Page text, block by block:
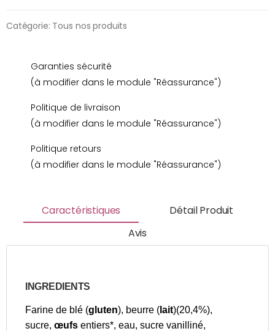
Catégorie: Tous nos produits
Garanties sécurité
(à modifier dans le module "Réassurance")
Politique de livraison
(à modifier dans le module "Réassurance")
Politique retours
(à modifier dans le module "Réassurance")
Caractéristiques
Détail Produit
Avis
INGREDIENTS
Farine de blé (gluten), beurre ( lait)(20,4%),
sucre, œufs entiers*, eau, sucre vanilliné,